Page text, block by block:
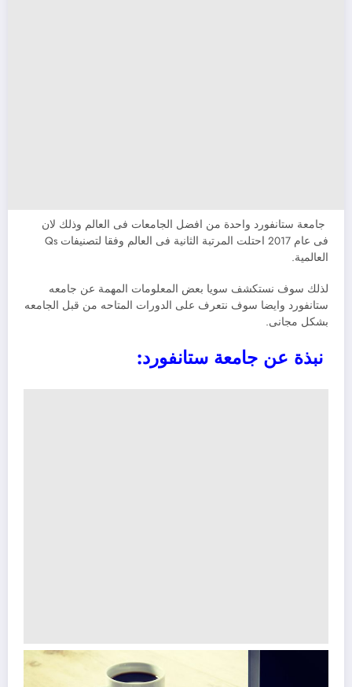
جامعة ستانفورد واحدة من افضل الجامعات فى العالم وذلك لان
فى عام 2017 احتلت المرتبة الثانية فى العالم وفقا لتصنيفات Qs
العالمية.
لذلك سوف نستكشف سويا بعض المعلومات المهمة عن جامعه
ستانفورد وايضا سوف نتعرف على الدورات المتاحه من قبل الجامعه
بشكل مجانى.
نبذة عن جامعة ستانفورد: